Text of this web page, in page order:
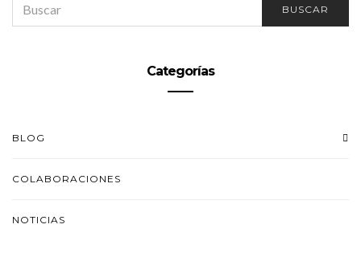
FOR:
BUSCAR
Categorías
BLOG
COLABORACIONES
NOTICIAS